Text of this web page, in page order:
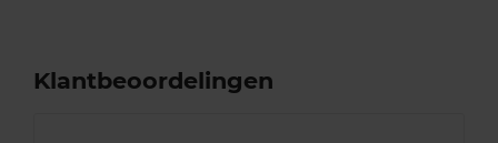
Klantbeoordelingen